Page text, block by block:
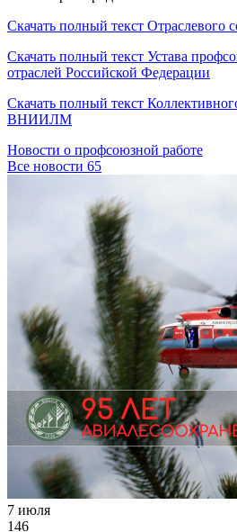
Скачать полный текст Отраслевого
Скачать полный текст Устава
отраслей Российской Федерации
Скачать полный текст
ВНИИЛМ
Новости о профсоюзной работе
Все новости 65
7 июля
146